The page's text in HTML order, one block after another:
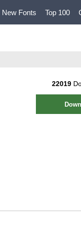
New Fonts Top 100
22019